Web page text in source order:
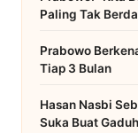
Paling Tak
Prabowo
Tiap 3 Bulan
Hasan Nasbi
Suka Buat Gaduh